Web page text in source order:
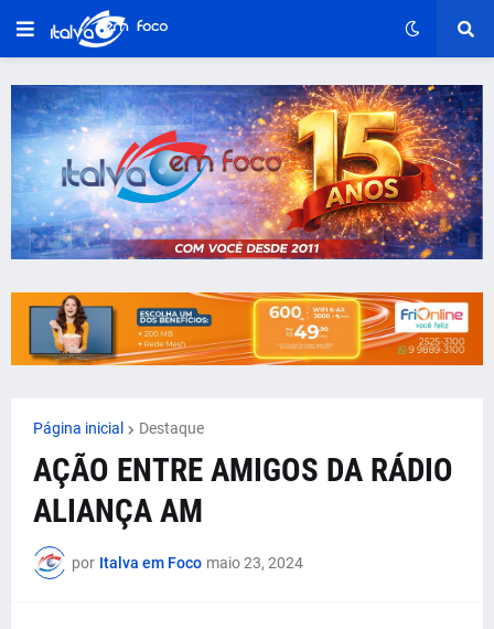
Página inicial Destaque
AÇÃO ENTRE AMIGOS DA RÁDIO
ALIANÇA AM
por Italva em Foco maio 23, 2024